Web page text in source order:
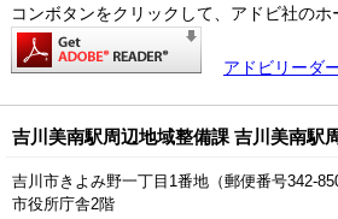
コンボタンをクリックして、アドビ社の
アドビリーダ
吉川美南駅周辺地域整備課 吉川美南駅
吉川市きよみ野一丁目1番地（郵便番号342-
市役所庁舎2階